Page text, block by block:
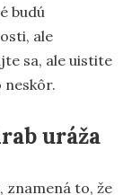
budú
ale
sa, ale uistite
neskôr.
uráža
znamená to, že